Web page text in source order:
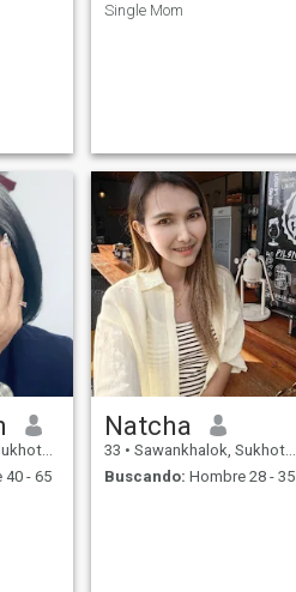
Single Mom
40 - 65
Natcha
33 • Sawankhalok, Sukhothai, Tailandia
Buscando: Hombre 28 - 35